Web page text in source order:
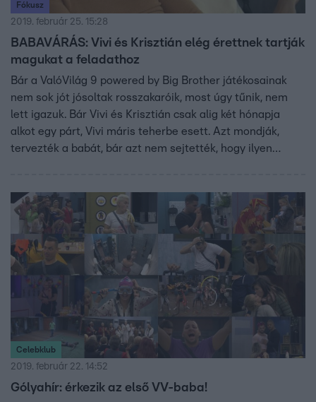
Fókusz
2019. február 25. 15:28
BABAVÁRÁS: Vivi és Krisztián elég érettnek tartják
magukat a feladathoz
Bár a ValóVilág 9 powered by Big Brother játékosainak
nem sok jót jósoltak rosszakaróik, most úgy tűnik, nem
lett igazuk. Bár Vivi és Krisztián csak alig két hónapja
alkot egy párt, Vivi máris teherbe esett. Azt mondják,
tervezték a babát, bár azt nem sejtették, hogy ilyen
Celebklub
2019. február 22. 14:52
Gólyahír: érkezik az első VV-baba!